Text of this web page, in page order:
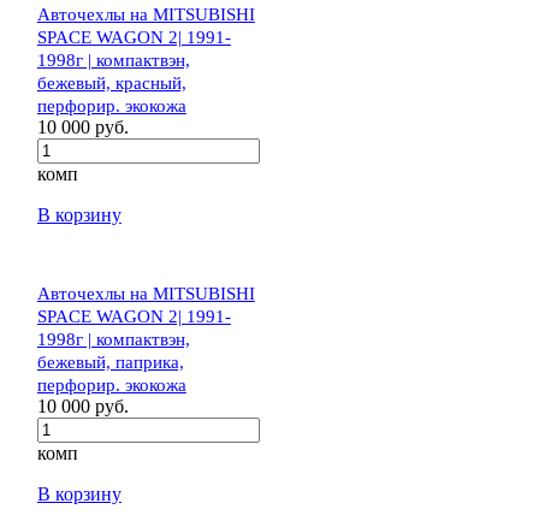
Авточехлы на MITSUBISHI
SPACE WAGON 2| 1991-
1998г | компактвэн,
бежевый, красный,
перфорир. экокожа
10 000 руб.
комп
В корзину
Авточехлы на MITSUBISHI
SPACE WAGON 2| 1991-
1998г | компактвэн,
бежевый, паприка,
перфорир. экокожа
10 000 руб.
комп
В корзину